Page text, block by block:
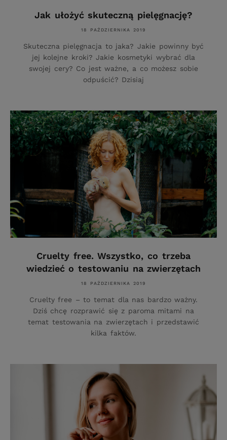
Jak ułożyć skuteczną pielęgnację?
18 PAŹDZIERNIKA 2019
Skuteczna pielęgnacja to jaka? Jakie powinny być
jej kolejne kroki? Jakie kosmetyki wybrać dla
swojej cery? Co jest ważne, a co możesz sobie
odpuścić? Dzisiaj
Cruelty free. Wszystko, co trzeba
wiedzieć o testowaniu na zwierzętach
18 PAŹDZIERNIKA 2019
Cruelty free – to temat dla nas bardzo ważny.
Dziś chcę rozprawić się z paroma mitami na
temat testowania na zwierzętach i przedstawić
kilka faktów.